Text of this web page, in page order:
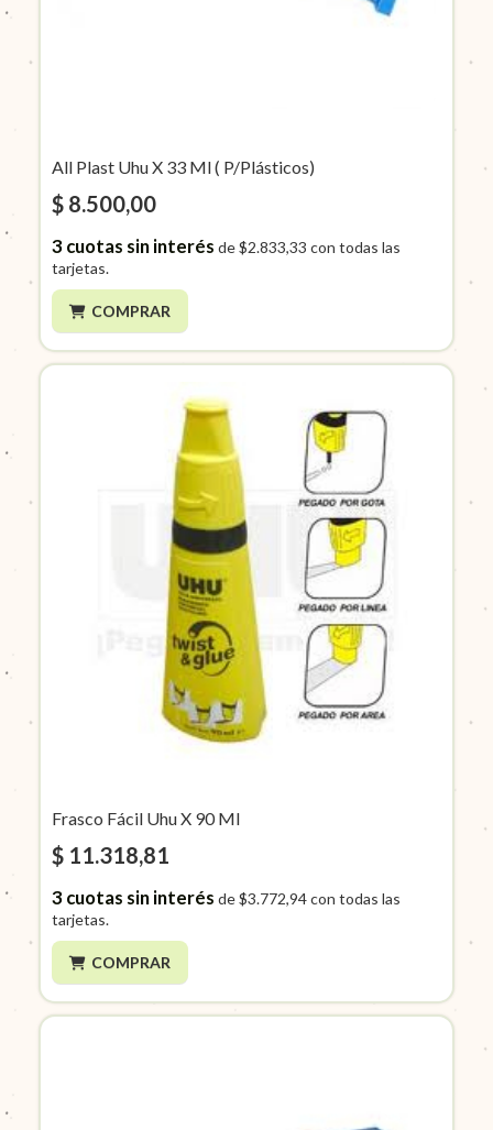
All Plast Uhu X 33 Ml ( P/Plásticos)
$ 8.500,00
3cuotas sin interés de$2.833,33 con todas las
tarjetas.
COMPRAR
Frasco Fácil Uhu X 90 Ml
$ 11.318,81
3cuotas sin interés de$3.772,94con todas las
tarjetas.
COMPRAR